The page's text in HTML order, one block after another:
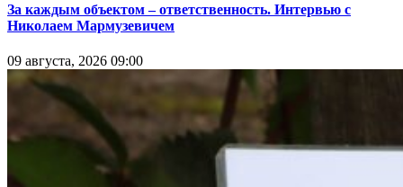
За каждым объектом – ответственность. Интервью с
Николаем Мармузевичем
09 августа, 2026 09:00